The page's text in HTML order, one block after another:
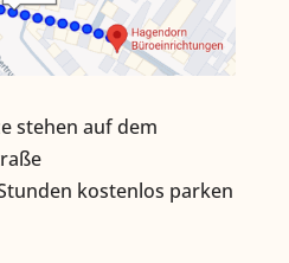
stehen auf dem
kostenlos parken